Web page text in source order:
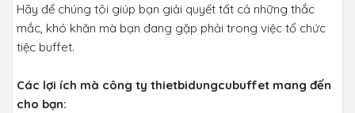
Hãy để chúng tôi giúp bạn giải quyết tất cả những thắc
mắc, khó khăn mà bạn đang gặp phải trong việc tổ chức
tiệc buffet.
Các lợi ích mà công ty thietbidungcubuffet mang đến
cho bạn: